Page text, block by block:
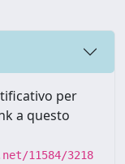
per
a questo
11584/3218